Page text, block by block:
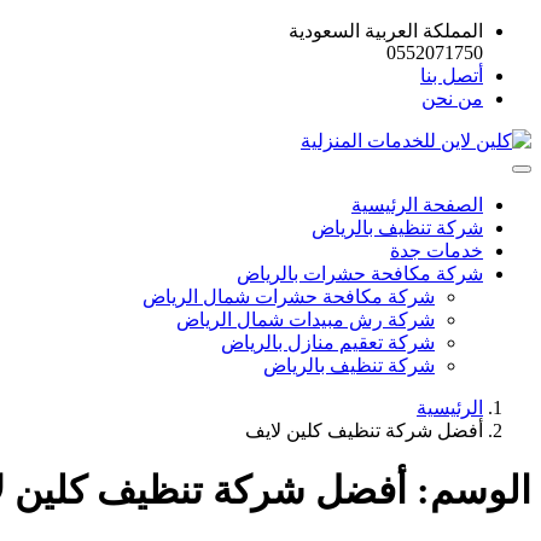
المملكة العربية السعودية
0552071750
أتصل بنا
من نحن
الصفحة الرئيسية
شركة تنظيف بالرياض
خدمات جدة
شركة مكافحة حشرات بالرياض
شركة مكافحة حشرات شمال الرياض
شركة رش مبيدات شمال الرياض
شركة تعقيم منازل بالرياض
شركة تنظيف بالرياض
الرئيسية
أفضل شركة تنظيف كلين لايف
الوسم: أفضل شركة تنظيف كلين